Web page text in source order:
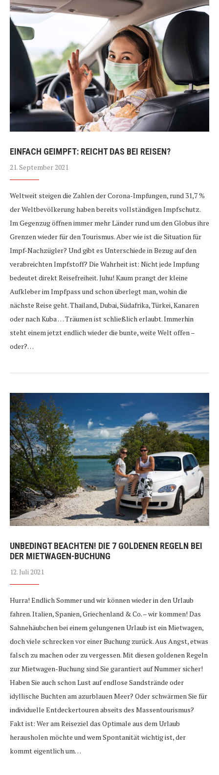
EINFACH GEIMPFT: REICHT DAS BEI REISEN?
21. September 2021
Weltweit steigen die Zahlen der Corona-Impfungen, rund 31,7 %
der Weltbevölkerung haben bereits vollständigen Impfschutz.
Im Gegenzug öffnen immer mehr Länder rund um den Globus ihre
Grenzen wieder für den Tourismus. Aber wie ist die Situation für
Impf-Nachzügler? Und gibt es Unterschiede in Bezug auf den
verabreichten Impfstoff? Die Wahrheit ist: Nicht jede Impfung
bedeutet direkt Reisefreiheit. Juhu! Kaum prangt der kleine
Aufkleber im Impfpass und schon überlegt man, wohin die
nächste Reise geht. Thailand, Dubai, Südafrika, Türkei, Kanaren
oder nach Kuba … Träumen ist schließlich erlaubt. Immerhin
steht einem jetzt endlich wieder die bunte, weite Welt offen –
oder?…
UNBEDINGT BEACHTEN! DIE 7 GOLDENEN REGELN BEI
DER MIETWAGEN-BUCHUNG
12. Juli 2021
Hurra! Endlich Sommer und wir können wieder in den Urlaub
fahren. Italien, Spanien, Griechenland & Co. – wir kommen! Das
Sahnehäubchen bei einem gelungenen Urlaub ist ein Mietwagen,
doch viele schrecken vor einer Buchung zurück. Aus Angst, etwas
falsch zu machen oder zu vergessen. Mit diesen goldenen Regeln
zur Mietwagen-Buchung sind Sie garantiert auf Nummer sicher!
Haben Sie auch schon Lust auf endlose Sandstrände oder
idyllische Buchten am azurblauen Meer? Oder schwärmen Sie für
individuelle Entdeckertouren abseits des Massentourismus?
Fakt ist: Wer am Reiseziel das Optimale aus dem Urlaub
herausholen möchte und wem Spontanität wichtig ist, der
kommt eigentlich um…